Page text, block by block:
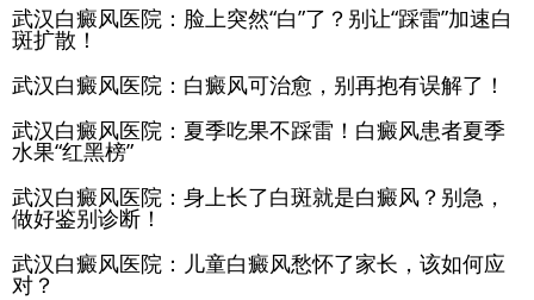
武汉白癜风医院：脸上突然“白”了？别让“踩雷”加速白
斑扩散！
武汉白癜风医院：白癜风可治愈，别再抱有误解了！
武汉白癜风医院：夏季吃果不踩雷！白癜风患者夏季
水果“红黑榜”
武汉白癜风医院：身上长了白斑就是白癜风？别急，
做好鉴别诊断！
武汉白癜风医院：儿童白癜风愁怀了家长，该如何应
对？